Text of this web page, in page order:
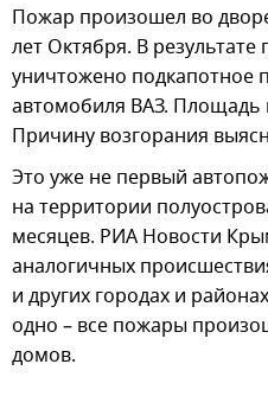
Пожар произошел во
лет Октября. В
уничтожено подкапотное
автомобиля ВАЗ. Площадь
Причину возгорания
Это уже не первый
на территории
месяцев. РИА Новости
аналогичных
и других городах и
одно – все пожары
домов.